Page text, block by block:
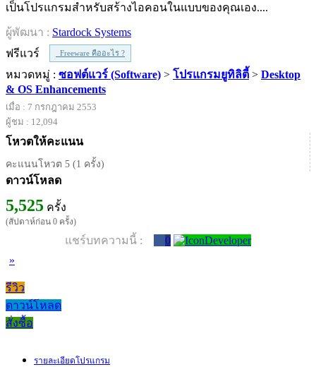
เป็นโปรแกรมสำหรับสร้างไอคอนในแบบของคุณเอง....
ผู้พัฒนา : Stardock Systems
ฟรีแวร์
Freeware คืออะไร ?
หมวดหมู่ : ซอฟต์แวร์ (Software) > โปรแกรมยูทิลิตี้ > Desktop
& OS Enhancements
เมื่อ : 7 กรกฎาคม 2553
ผู้ชม : 12,094
โหวตให้คะแนน
คะแนนโหวต 5 (1 ครั้ง)
ดาวน์โหลด
5,525 ครั้ง
(สัปดาห์ก่อน 0 ครั้ง)
แชร์บทความนี้ :
0
»
รีวิว
ดาวน์โหลด
สั่งซื้อ
รายละเอียดโปรแกรม